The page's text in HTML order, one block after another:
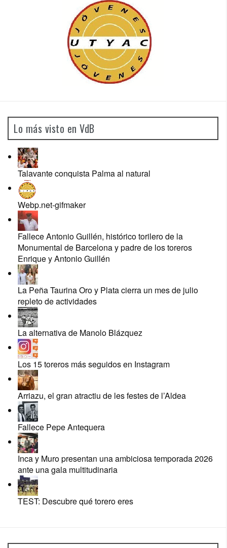
Lo más visto en VdB
Talavante conquista Palma al natural
Webp.net-gifmaker
Fallece Antonio Guillén, histórico torilero de la
Monumental de Barcelona y padre de los toreros
Enrique y Antonio Guillén
La Peña Taurina Oro y Plata cierra un mes de julio
repleto de actividades
La alternativa de Manolo Blázquez
Los 15 toreros más seguidos en Instagram
Arriazu, el gran atractiu de les festes de l’Aldea
Fallece Pepe Antequera
Inca y Muro presentan una ambiciosa temporada 2026
ante una gala multitudinaria
TEST: Descubre qué torero eres